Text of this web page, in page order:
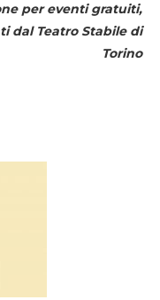
per eventi gratuiti,
dal Teatro Stabile di
Torino